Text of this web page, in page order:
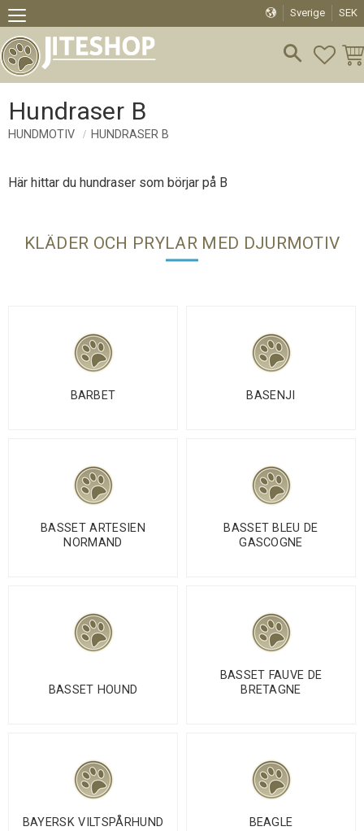
Meny
Sverige SEK
Hundraser B
HUNDMOTIV HUNDRASER B
Här hittar du hundraser som börjar på B
KLÄDER OCH PRYLAR MED DJURMOTIV
BARBET BASENJI
BASSET ARTESIEN
NORMAND
BASSET BLEU DE
GASCOGNE
BASSET HOUND
BASSET FAUVE DE
BRETAGNE
BAYERSK VILTSPÅRHUND BEAGLE